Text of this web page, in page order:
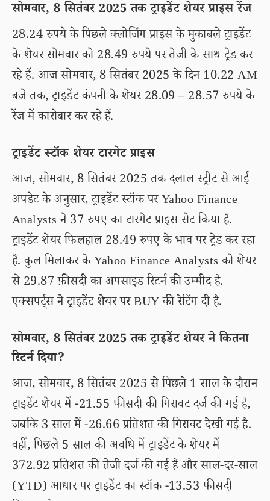
सोमवार, 8 सितंबर 2025 तक ट्राइडेंट शेयर प्राइस रेंज
28.24 रुपये के पिछले क्लोजिंग प्राइस के मुकाबले ट्राइडेंट
के शेयर सोमवार को 28.49 रुपये पर तेजी के साथ ट्रेड कर
रहे हैं. आज सोमवार, 8 सितंबर 2025 के दिन 10.22 AM
बजे तक, ट्राइडेंट कंपनी के शेयर 28.09 – 28.57 रुपये के
रेंज में कारोबार कर रहे हैं.
ट्राइडेंट स्टॉक शेयर टारगेट प्राइस
आज, सोमवार, 8 सितंबर 2025 तक दलाल स्ट्रीट से आई
अपडेट के अनुसार, ट्राइडेंट स्टॉक पर Yahoo Finance
Analysts ने 37 रुपए का टारगेट प्राइस सेट किया है.
ट्राइडेंट शेयर फिलहाल 28.49 रुपए के भाव पर ट्रेड कर रहा
है. कुल मिलाकर के Yahoo Finance Analysts को शेयर
से 29.87 फ़ीसदी का अपसाइड रिटर्न की उम्मीद है.
एक्सपर्ट्स ने ट्राइडेंट शेयर पर BUY की रेटिंग दी है.
सोमवार, 8 सितंबर 2025 तक ट्राइडेंट शेयर ने कितना
रिटर्न दिया?
आज, सोमवार, 8 सितंबर 2025 से पिछले 1 साल के दौरान
ट्राइडेंट शेयर में -21.55 फीसदी की गिरावट दर्ज की गई है,
जबकि 3 साल में -26.66 प्रतिशत की गिरावट देखी गई है.
वहीं, पिछले 5 साल की अवधि में ट्राइडेंट के शेयर में
372.92 प्रतिशत की तेजी दर्ज की गई है और साल-दर-साल
(YTD) आधार पर ट्राइडेंट का स्टॉक -13.53 फीसदी